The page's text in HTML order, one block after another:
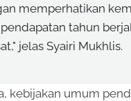
memperhatikan
tahun
jelas Syairi Mukhlis.
kebijakan umum